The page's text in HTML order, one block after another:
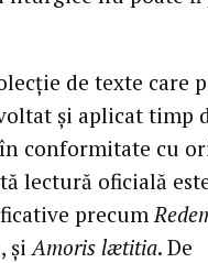
de texte care
și aplicat timp
în conformitate cu
lectură oficială
precum
, șiAmoris lætitia. De